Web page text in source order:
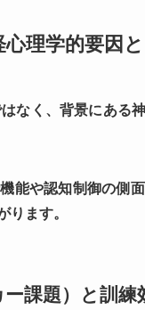
理学的要因
なく、背景にある
能や認知制御の側
ります。
課題）と訓練